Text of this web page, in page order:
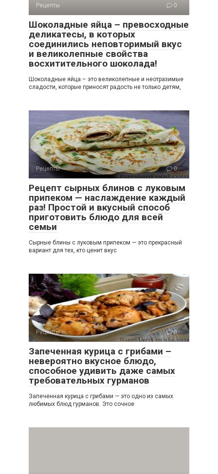
Рецепты 0
Шоколадные яйца – превосходные
деликатесы, в которых
соединились неповторимый вкус
и великолепные свойства
восхитительного шоколада!
Шоколадные яйца – это великолепные и неотразимые
сладости, которые приносят радость не только детям,
Рецепты 0
Рецепт сырных блинов с луковым
припеком — наслаждение каждый
раз! Простой и вкусный способ
приготовить блюдо для всей
семьи
Сырные блины с луковым припеком — это прекрасный
вариант для тех, кто ценит вкус
Рецепты 0
Запеченная курица с грибами –
невероятно вкусное блюдо,
способное удивить даже самых
требовательных гурманов
Запеченная курица с грибами — это одно из самых
любимых блюд гурманов. Это сочное